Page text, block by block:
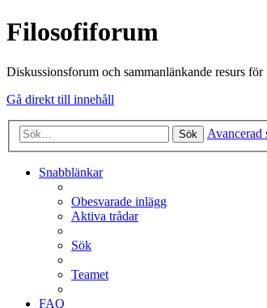
Filosofiforum
Diskussionsforum och sammanlänkande resurs
Gå direkt till innehåll
Sök Avancerad
Snabblänkar
Obesvarade inlägg
Aktiva trådar
Sök
Teamet
FAQ